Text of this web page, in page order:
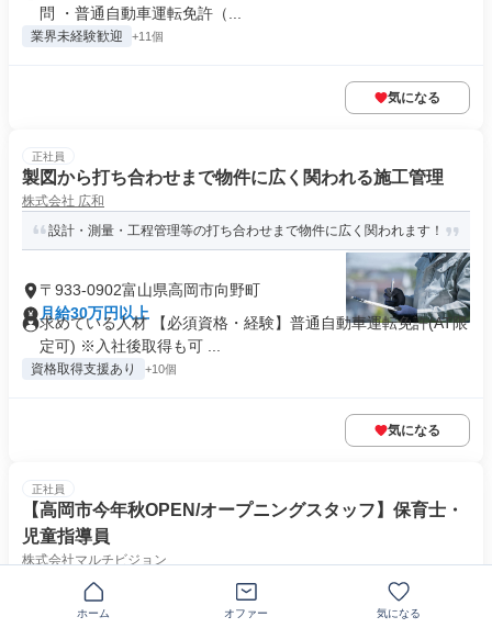
問 ・普通自動車運転免許（...
業界未経験歓迎 +11個
気になる
正社員
製図から打ち合わせまで物件に広く関われる施工管理
株式会社 広和
設計・測量・工程管理等の打ち合わせまで物件に広く関われます！
〒933-0902富山県高岡市向野町
月給30万円以上
求めている人材 【必須資格・経験】普通自動車運転免許(AT限
定可) ※入社後取得も可 ...
資格取得支援あり +10個
気になる
正社員
【高岡市今年秋OPEN/オープニングスタッフ】保育士・
児童指導員
株式会社マルチビジョン
あなたの優しさと好奇心が、子どもたちの未来を変える。
ホーム オファー 気になる